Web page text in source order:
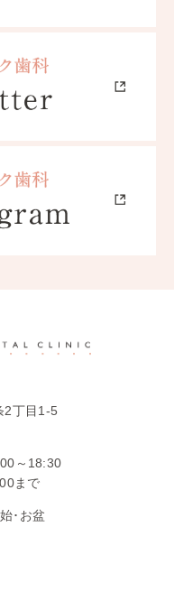
2丁目1-5
～18:30
まで
･お盆